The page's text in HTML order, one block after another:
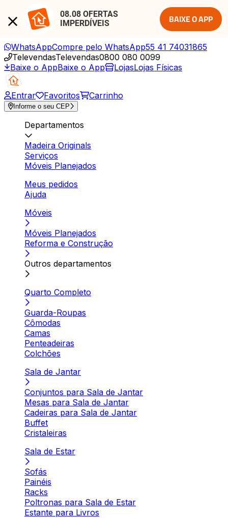
08.08 OFERTAS
IMPERDÍVEIS
BAIXE O APP
WhatsAppCompre pelo WhatsApp55 41 74031865
TelevendasTelevendas0800 080 0099
Baixe o AppBaixe o App LojasLojas Físicas
Entrar Favoritos Carrinho
Informe o seu CEP
Departamentos
Madeira Originals
Serviços
Móveis Planejados
Meus pedidos
Ajuda
Móveis
Móveis Planejados
Reforma e Construção
Outros departamentos
Quarto Completo
Guarda-Roupas
Cômodas
Camas
Penteadeiras
Colchões
Sala de Jantar
Conjuntos para Sala de Jantar
Mesas para Sala de Jantar
Cadeiras para Sala de Jantar
Buffet
Cristaleiras
Sala de Estar
Sofás
Painéis
Racks
Poltronas para Sala de Estar
Estante para Livros